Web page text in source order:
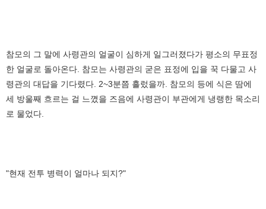
참모의 그 말에 사령관의 얼굴이 심하게 일그러졌다가 평소의 무표정
한 얼굴로 돌아온다. 참모는 사령관의 굳은 표정에 입을 꾹 다물고 사
령관의 대답을 기다렸다. 2~3분쯤 흘렀을까. 참모의 등에 식은 땀에
세 방울째 흐르는 걸 느꼈을 즈음에 사령관이 부관에게 냉랭한 목소리
로 물었다.
"현재 전투 병력이 얼마나 되지?"